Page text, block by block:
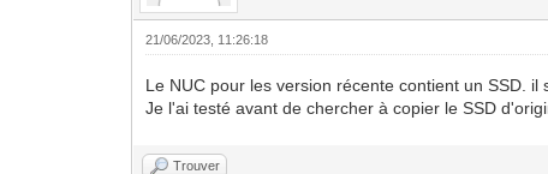
21/06/2023, 11:26:18
Le NUC pour les version récente contient un SSD.
Je l'ai testé avant de chercher à copier le SSD
Trouver